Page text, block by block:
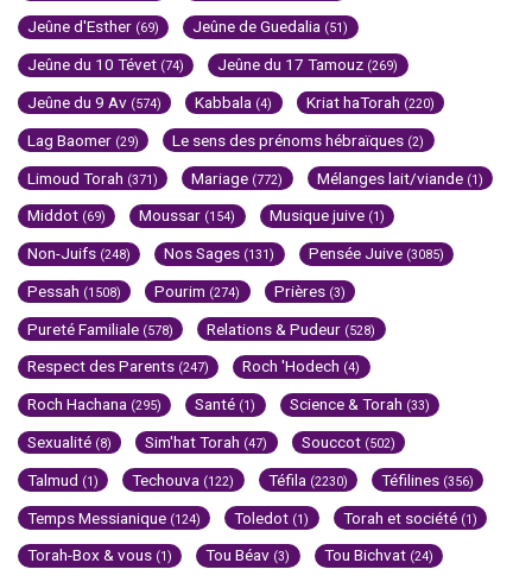
Jeûne d'Esther (69) Jeûne de Guedalia (51)
Jeûne du 10 Tévet (74) Jeûne du 17 Tamouz (269)
Jeûne du 9 Av (574) Kabbala (4) Kriat haTorah (220)
Lag Baomer (29) Le sens des prénoms hébraïques (2)
Limoud Torah (371) Mariage (772) Mélanges lait/viande (1)
Middot (69) Moussar (154) Musique juive (1)
Non-Juifs (248) Nos Sages (131) Pensée Juive (3085)
Pessah (1508) Pourim (274) Prières (3)
Pureté Familiale (578) Relations & Pudeur (528)
Respect des Parents (247) Roch 'Hodech (4)
Roch Hachana (295) Santé (1) Science & Torah (33)
Sexualité (8) Sim'hat Torah (47) Souccot (502)
Talmud (1) Techouva (122) Téfila (2230) Téfilines (356)
Temps Messianique (124) Toledot (1) Torah et société (1)
Torah-Box & vous (1) Tou Béav (3) Tou Bichvat (24)